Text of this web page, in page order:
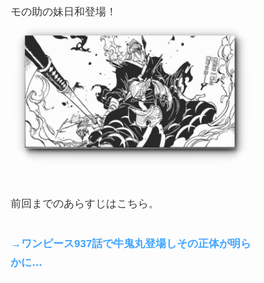
モの助の妹日和登場！
前回までのあらすじはこちら。
→ワンピース937話で牛鬼丸登場しその正体が明ら
かに…